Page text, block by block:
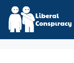
Skip
content